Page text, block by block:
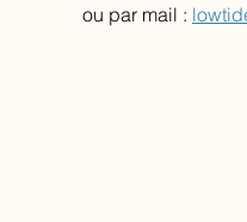
ou par mail :